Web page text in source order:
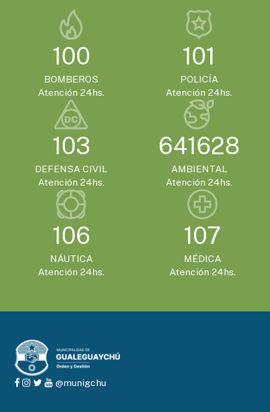
100
BOMBEROS
Atención 24hs.
101
POLICÍA
Atención 24hs.
103
DEFENSA CIVIL
Atención 24hs.
641628
AMBIENTAL
Atención 24hs.
106
NÁUTICA
Atención 24hs.
107
MÉDICA
Atención 24hs.
@munigchu